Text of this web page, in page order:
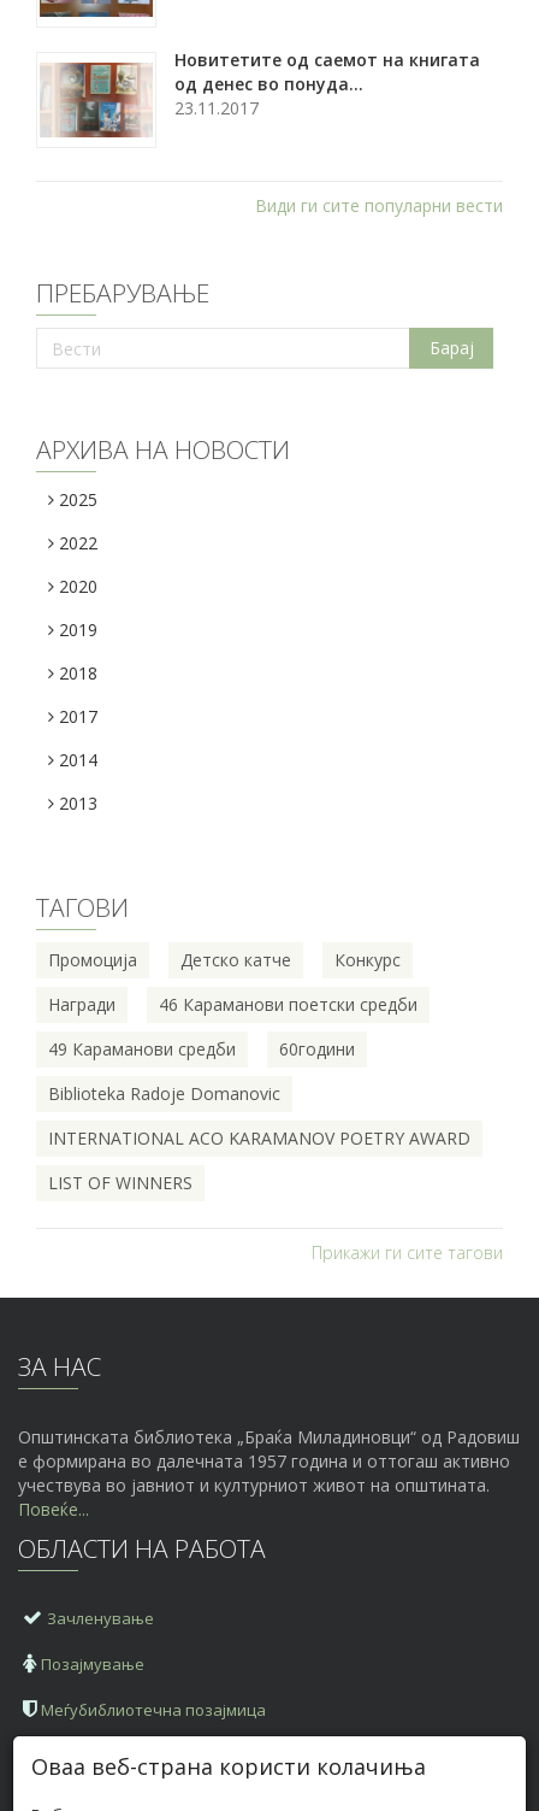
Новитетите од саемот на книгата
од денес во понуда...
23.11.2017
Види ги сите популарни вести
ПРЕБАРУВАЊЕ
АРХИВА НА НОВОСТИ
2025
2022
2020
2019
2018
2017
2014
2013
ТАГОВИ
Промоција Детско катче
Конкурс
Награди
46 Караманови поетски средби
49 Караманови средби
60години
Biblioteka Radoje Domanovic
INTERNATIONAL ACO KARAMANOV POETRY AWARD
LIST OF WINNERS
Прикажи ги сите тагови
ЗА НАС
Општинската библиотека „Браќа Миладиновци“ од Радовиш
е формирана во далечната 1957 година и оттогаш активно
учествува во јавниот и културниот живот на општината.
Повеќе...
ОБЛАСТИ НА РАБОТА
Зачленување
Позајмување
Меѓубиблиотечна позајмица
КОНТАКТ ИНФОРМАЦИИ
Оваа веб-страна користи колачиња